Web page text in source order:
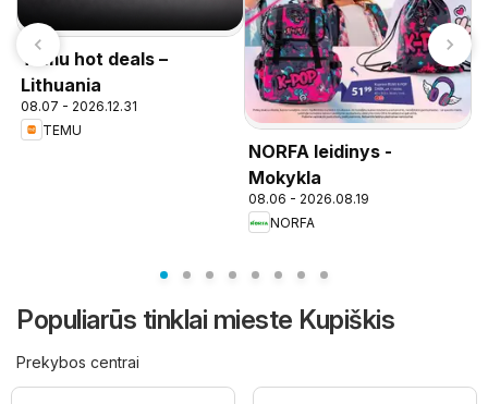
Temu hot deals –
Lithuania
08.07 - 2026.12.31
TEMU
NORFA leidinys -
Mokykla
08.06 - 2026.08.19
NORFA
Populiarūs tinklai mieste Kupiškis
Prekybos centrai